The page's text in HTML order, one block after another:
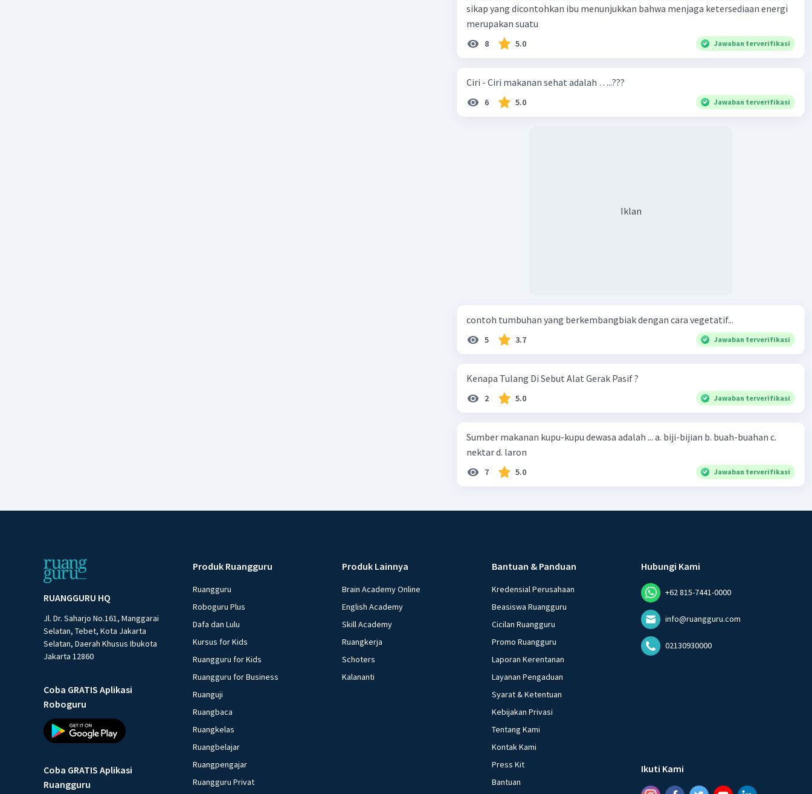
sikap yang dicontohkan ibu menunjukkan bahwa menjaga ketersediaan energi
merupakan suatu
8 5.0 Jawaban terverifikasi
Ciri - Ciri makanan sehat adalah …..???
6 5.0 Jawaban terverifikasi
Iklan
contoh tumbuhan yang berkembangbiak dengan cara vegetatif...
5 3.7 Jawaban terverifikasi
Kenapa Tulang Di Sebut Alat Gerak Pasif ?
2 5.0 Jawaban terverifikasi
Sumber makanan kupu-kupu dewasa adalah ... a. biji-bijian b. buah-buahan c.
nektar d. laron
7 5.0 Jawaban terverifikasi
RUANGGURU HQ
Jl. Dr. Saharjo No.161, Manggarai
Selatan, Tebet, Kota Jakarta
Selatan, Daerah Khusus Ibukota
Jakarta 12860
Coba GRATIS Aplikasi
Roboguru
Coba GRATIS Aplikasi
Ruangguru
Produk Ruangguru
Ruangguru
Roboguru Plus
Dafa dan Lulu
Kursus for Kids
Ruangguru for Kids
Ruangguru for Business
Ruanguji
Ruangbaca
Ruangkelas
Ruangbelajar
Ruangpengajar
Ruangguru Privat
Produk Lainnya
Brain Academy Online
English Academy
Skill Academy
Ruangkerja
Schoters
Kalananti
Bantuan & Panduan
Kredensial Perusahaan
Beasiswa Ruangguru
Cicilan Ruangguru
Promo Ruangguru
Laporan Kerentanan
Layanan Pengaduan
Syarat & Ketentuan
Kebijakan Privasi
Tentang Kami
Kontak Kami
Press Kit
Bantuan
Hubungi Kami
+62 815-7441-0000
info@ruangguru.com
02130930000
Ikuti Kami